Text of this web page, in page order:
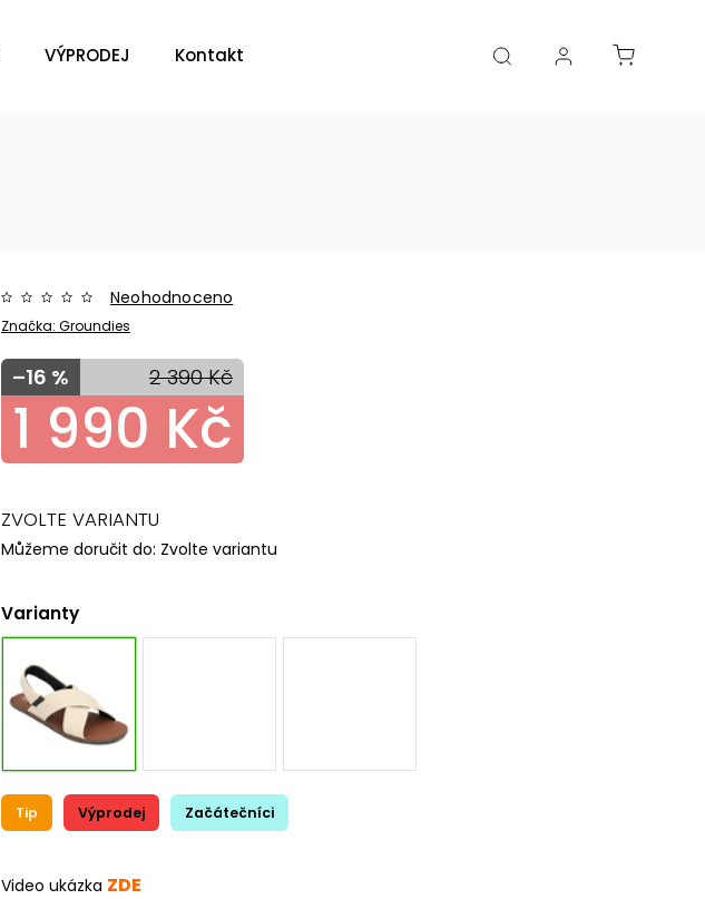
VÝPRODEJ Kontakty
Značka:Groundies
Neohodnoceno
Varianty
2 390 Kč
–16 %
1 990 Kč
Tip Výprodej Začátečníci
Video ukázka ZDE
ZVOLTE VARIANTU
Můžeme doručit do: Zvolte variantu